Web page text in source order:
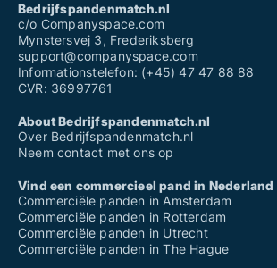
Bedrijfspandenmatch.nl
c/o Companyspace.com
Mynstersvej 3, Frederiksberg
support@companyspace.com
Informationstelefon: (+45) 47 47 88 88
CVR: 36997761
About Bedrijfspandenmatch.nl
Over Bedrijfspandenmatch.nl
Neem contact met ons op
Vind een commercieel pand in Nederland
Commerciële panden in Amsterdam
Commerciële panden in Rotterdam
Commerciële panden in Utrecht
Commerciële panden in The Hague